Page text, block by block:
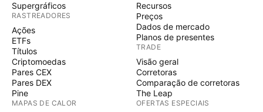
Supergráficos
RASTREADORES
Ações
ETFs
Títulos
Criptomoedas
Pares CEX
Pares DEX
Pine
MAPAS DE CALOR
Recursos
Preços
Dados de mercado
Planos de presentes
TRADE
Visão geral
Corretoras
Comparação de corretoras
The Leap
OFERTAS ESPECIAIS